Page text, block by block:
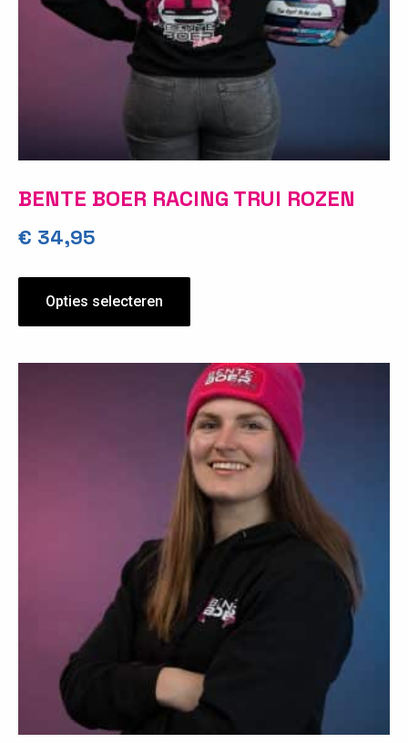
BENTE BOER RACING TRUI ROZEN
€ 34,95
Opties selecteren